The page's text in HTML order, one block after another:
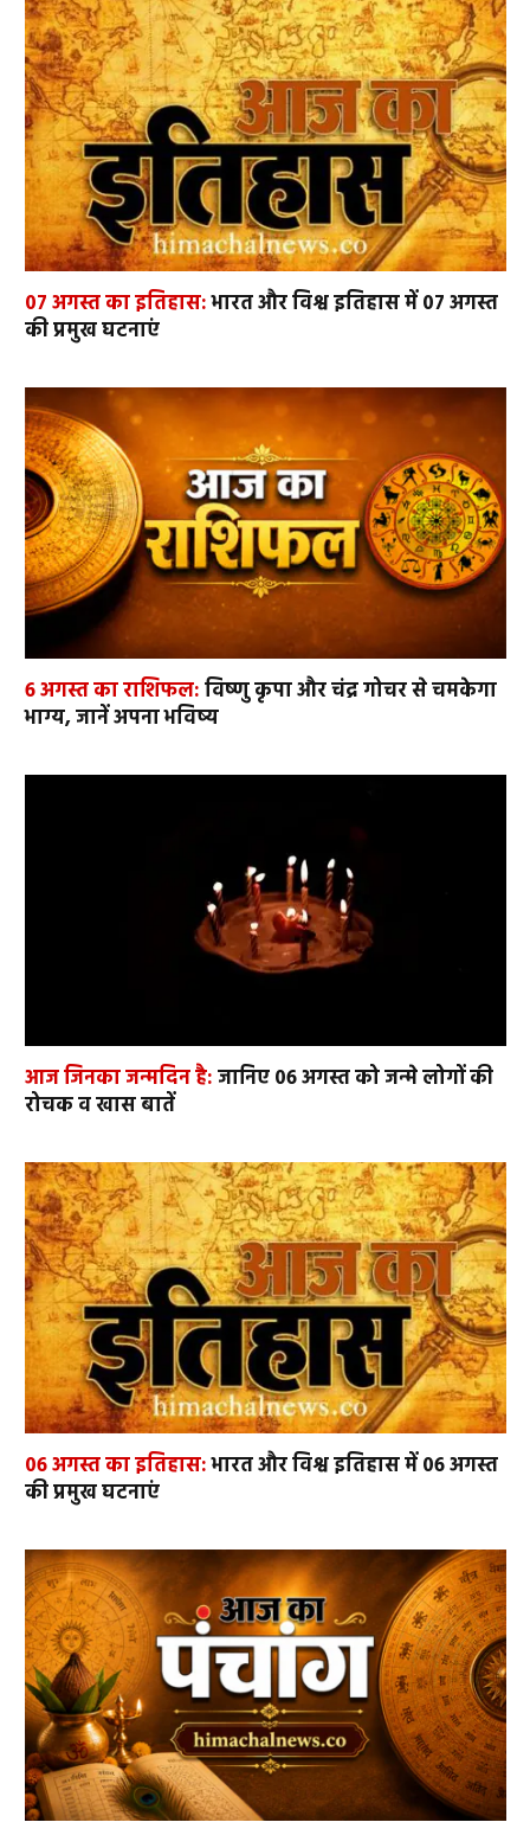
07 अगस्त का इतिहास:भारत और विश्व इतिहास में 07 अगस्त
की प्रमुख घटनाएं
6 अगस्त का राशिफल:विष्णु कृपा और चंद्र गोचर से चमकेगा
भाग्य, जानें अपना भविष्य
आज जिनका जन्मदिन है:जानिए 06 अगस्त को जन्मे लोगों की
रोचक व खास बातें
06 अगस्त का इतिहास:भारत और विश्व इतिहास में 06 अगस्त
की प्रमुख घटनाएं